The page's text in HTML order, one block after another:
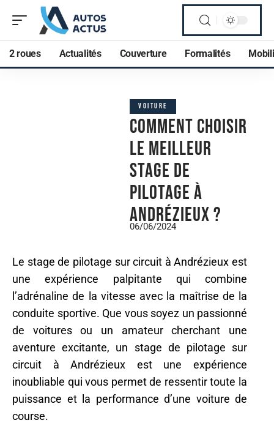
2 roues Actualités Couverture Formalités
VOITURE
Comment choisir
le meilleur
stage de
pilotage à
Andrézieux ?
06/06/2024
Le stage de pilotage sur circuit à Andrézieux est
une expérience palpitante qui combine
l’adrénaline de la vitesse avec la maîtrise de la
conduite sportive. Que vous soyez un passionné
de voitures ou un amateur cherchant une
aventure excitante, un stage de pilotage sur
circuit à Andrézieux est une expérience
inoubliable qui vous permet de ressentir toute la
puissance et la performance d’une voiture de
course.